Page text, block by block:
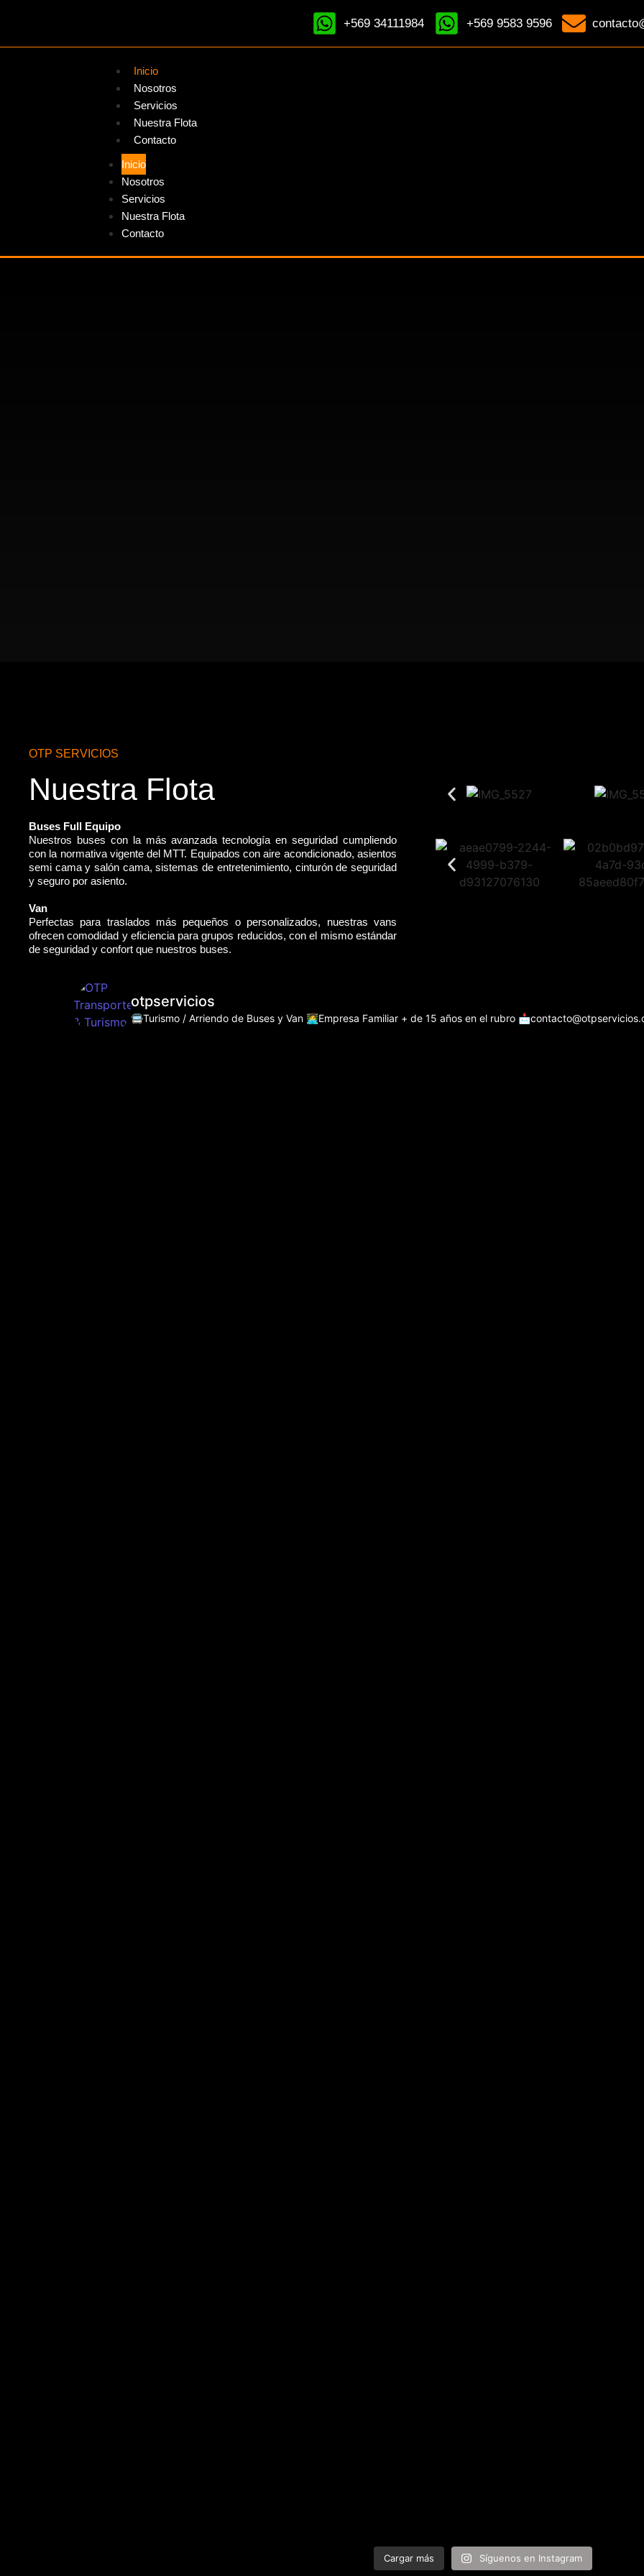
+569 34111984 +569 9583 9596
Inicio
Nosotros
Servicios
Nuestra Flota
Contacto
Inicio
Nosotros
Servicios
Nuestra Flota
Contacto
OTP SERVICIOS
Nuestra Flota
Buses Full Equipo
Nuestros buses con la más avanzada tecnología en seguridad cumpliendo
con la normativa vigente del MTT. Equipados con aire acondicionado, asientos
semi cama y salón cama, sistemas de entretenimiento, cinturón de seguridad
y seguro por asiento.
Van
Perfectas para traslados más pequeños o personalizados, nuestras vans
ofrecen comodidad y eficiencia para grupos reducidos, con el mismo estándar
de seguridad y confort que nuestros buses.
otpservicios
🚍Turismo / Arriendo de Buses y Van 👩‍💻Empresa Familiar + de 15 años en el rubro
Cargar más Síguenos en Instagram